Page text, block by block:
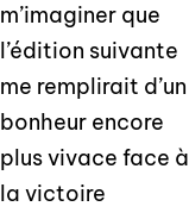
m’imaginer que
l’édition suivante
me remplirait d’un
bonheur encore
plus vivace face à
la victoire